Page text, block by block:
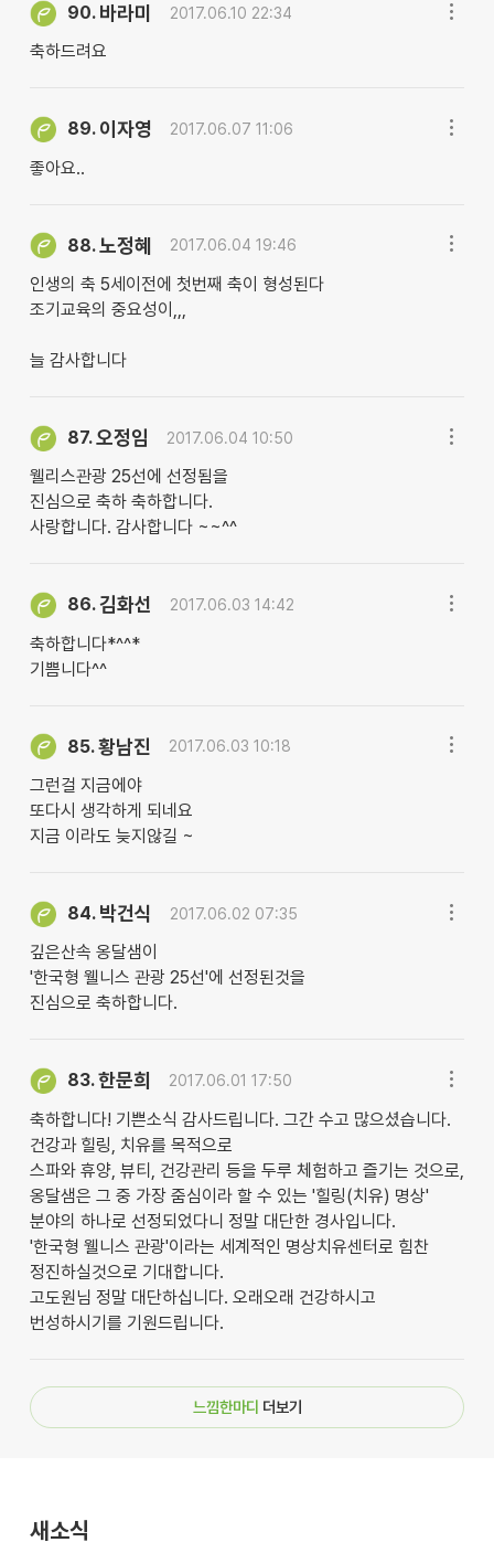
90. 바라미 2017.06.10 22:34
축하드려요
89. 이자영 2017.06.07 11:06
좋아요..
88.노정혜 2017.06.04 19:46
인생의 축 5세이전에 첫번째 축이 형성된다
조기교육의 중요성이,,,
늘 감사합니다
87.오정임 2017.06.04 10:50
웰리스관광 25선에 선정됨을
진심으로 축하 축하합니다.
사랑합니다. 감사합니다 ~~^^
86.김화선 2017.06.03 14:42
축하합니다*^^*
기쁨니다^^
85.황남진 2017.06.03 10:18
그런걸 지금에야
또다시 생각하게 되네요
지금 이라도 늦지않길 ~
84. 박건식 2017.06.02 07:35
깊은산속 옹달샘이
'한국형 웰니스 관광 25선'에 선정된것을
진심으로 축하합니다.
83.한문희 2017.06.01 17:50
축하합니다! 기쁜소식 감사드립니다. 그간 수고 많으셨습니다.
건강과 힐링, 치유를 목적으로
스파와 휴양, 뷰티, 건강관리 등을 두루 체험하고 즐기는 것으로,
옹달샘은 그 중 가장 줌심이라 할 수 있는 '힐링(치유) 명상'
분야의 하나로 선정되었다니 정말 대단한 경사입니다.
'한국형 웰니스 관광'이라는 세계적인 명상치유센터로 힘찬
정진하실것으로 기대합니다.
고도원님 정말 대단하십니다. 오래오래 건강하시고
번성하시기를 기원드립니다.
느낌한마디 더보기
새소식